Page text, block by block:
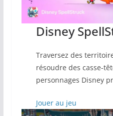
Disney
Traversez des
résoudre des casse-
personnages Disney
Jouer au jeu